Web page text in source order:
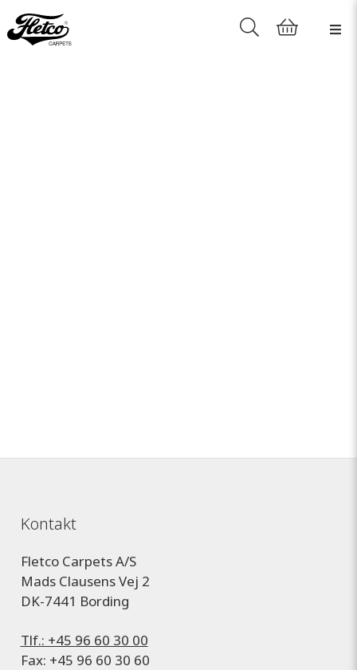
Kontakt
Fletco Carpets A/S
Mads Clausens Vej 2
DK-7441 Bording
Tlf.: +45 96 60 30 00
Fax: +45 96 60 30 60